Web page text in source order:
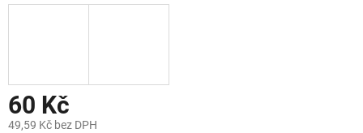
60 Kč
49,59 Kč bez DPH